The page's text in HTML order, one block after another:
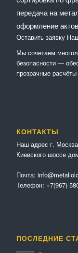
передача на
оформление
Оставить заявку
Мы сочетaем
безопасности —
прозрачные
КОНТАКТЫ
Наш адрес г.
Киевского шоссе
Почта:
Телефон: +7(967)
ПОСЛЕДНИЕ